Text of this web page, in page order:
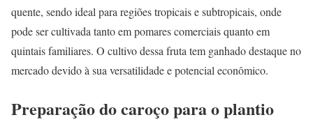
quente, sendo ideal para regiões tropicais e subtropicais, onde
pode ser cultivada tanto em pomares comerciais quanto em
quintais familiares. O cultivo dessa fruta tem ganhado destaque no
mercado devido à sua versatilidade e potencial econômico.
Preparação do caroço para o plantio